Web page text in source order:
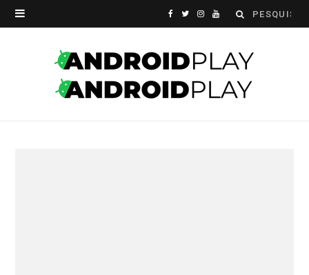
Search
F
c
T
i
t
I Y
u
T